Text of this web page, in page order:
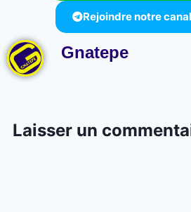
Rejoindre notre
Gnatepe
Laisser un